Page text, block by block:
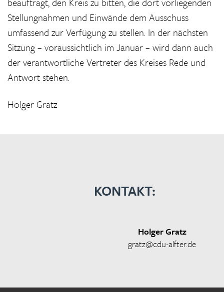
Stellungnahmen und Einwände dem Ausschuss
umfassend zur Verfügung zu stellen. In der nächsten
Sitzung – voraussichtlich im Januar – wird dann auch
der verantwortliche Vertreter des Kreises Rede und
Antwort stehen.
Holger Gratz
KONTAKT:
Holger Gratz
gratz@cdu-alfter.de